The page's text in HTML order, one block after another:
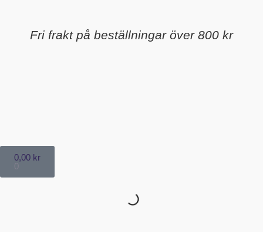
Fri frakt på beställningar över 800 kr
0,00 kr
0